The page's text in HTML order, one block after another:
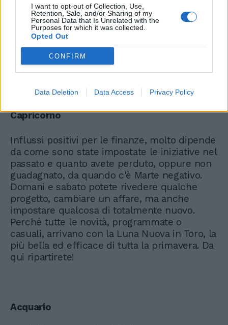
I want to opt-out of Collection, Use,
Retention, Sale, and/or Sharing of my
Personal Data that Is Unrelated with the
Purposes for which it was collected.
Opted Out
CONFIRM
Data Deletion Data Access Privacy Policy
importanti anche i familiari e i parenti che
non vivono nella vostra casa, quindi è bene
essere in comunicazione perché ci sono
novità in arrivo. Occupatevi di tante questioni
pratiche ancora non risolte. Un cambio di
attività, sede, è positivo. La fortuna c’è.
Capricorno
Influssi positivi per le finanze, molto dipende
da come sono state impostate le iniziative nel
passato e quanto avete perduto, oppure non
guadagnato, da quando c'è Marte negativo.
Domani e sabato potete rivedere qualche
progetto, cambiare un affare, ma anche
impostare qualcosa di totalmente nuovo.
Perché tutte le novità, programmate o
casuali, arrivano con la Luna Nuova in Toro, la
più bella ed efficace di tutta la primavera. Da
qui ripartirete!
Acquario